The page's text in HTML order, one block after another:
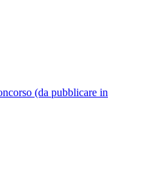
(da pubblicare in